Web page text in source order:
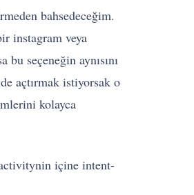
bahsedeceğim.
instagram veya
seçeneğin aynısını
açtırmak istiyorsak o
kolayca
içine intent-